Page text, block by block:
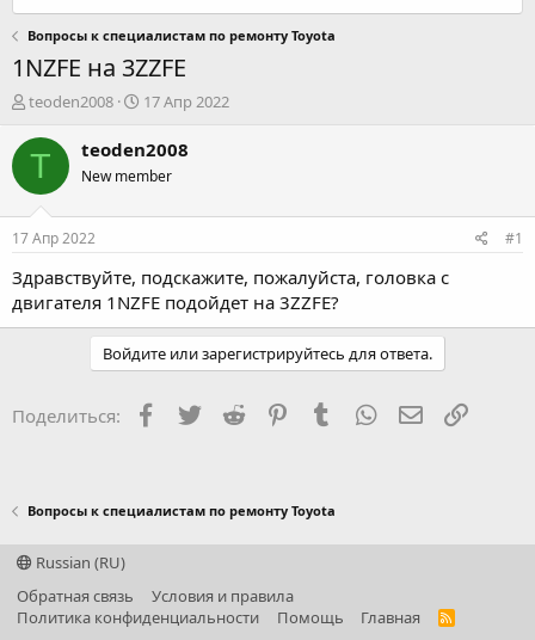
Вопросы к специалистам по ремонту Toyota
1NZFE на 3ZZFE
А
т
р
е
м
ы
teoden2008
Д
т
н
л
а
17 Апр 2022
T teoden2008
New member
17 Апр 2022 #1
Здравствуйте, подскажите, пожалуйста, головка с
двигателя 1NZFE подойдет на 3ZZFE?
Войдите или зарегистрируйтесь для ответа.
Поделиться: Facebook
TwitterReddit PinterestTumblr WhatsApp Ссылка
Вопросы к специалистам по ремонту Toyota
Russian (RU)
Обратная связь
Условия и правила
Политика конфиденциальности
Помощь Главная
R